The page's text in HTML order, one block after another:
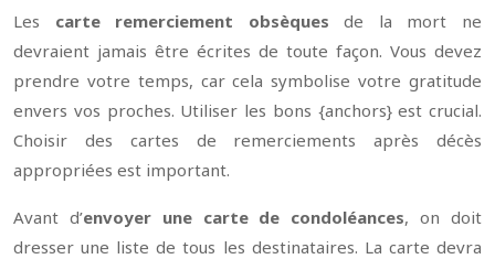
Les carte remerciement obsèques de la mort ne
devraient jamais être écrites de toute façon. Vous devez
prendre votre temps, car cela symbolise votre gratitude
envers vos proches. Utiliser les bons {anchors} est crucial.
Choisir des cartes de remerciements après décès
appropriées est important.
Avant d’envoyer une carte de condoléances, on doit
dresser une liste de tous les destinataires. La carte devra